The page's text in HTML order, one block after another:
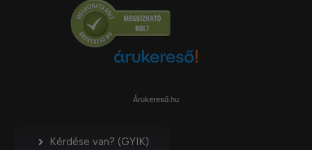
Árukereső.hu
Kérdése van? (GYIK)